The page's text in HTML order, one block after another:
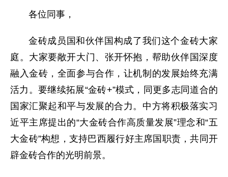
各位同事，
金砖成员国和伙伴国构成了我们这个金砖大家
庭。大家要敞开大门、张开怀抱，帮助伙伴国深度
融入金砖，全面参与合作，让机制的发展始终充满
活力。要继续拓展“金砖+”模式，同更多志同道合的
国家汇聚起和平与发展的合力。中方将积极落实习
近平主席提出的“大金砖合作高质量发展”理念和“五
大金砖”构想，支持巴西履行好主席国职责，共同开
辟金砖合作的光明前景。